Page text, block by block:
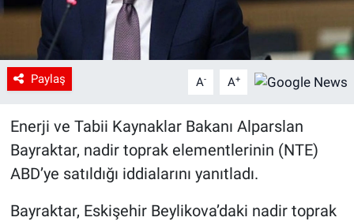
Paylaş A- A+
Enerji ve Tabii Kaynaklar Bakanı Alparslan
Bayraktar, nadir toprak elementlerinin (NTE)
ABD’ye satıldığı iddialarını yanıtladı.
Bayraktar, Eskişehir Beylikova’daki nadir toprak